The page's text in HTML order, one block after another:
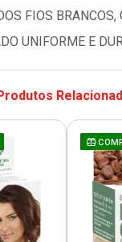
FIOS BRANCOS,
UNIFORME E